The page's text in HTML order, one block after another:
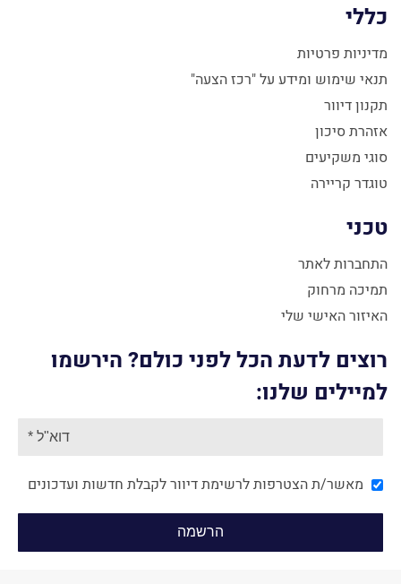
כללי
מדיניות פרטיות
תנאי שימוש ומידע על "רכז הצעה"
תקנון דיוור
אזהרת סיכון
סוגי משקיעים
טוגדר קריירה
טכני
התחברות לאתר
תמיכה מרחוק
האיזור האישי שלי
רוצים לדעת הכל לפני כולם? הירשמו
למיילים שלנו:
מאשר/ת הצטרפות לרשימת דיוור לקבלת חדשות ועדכונים